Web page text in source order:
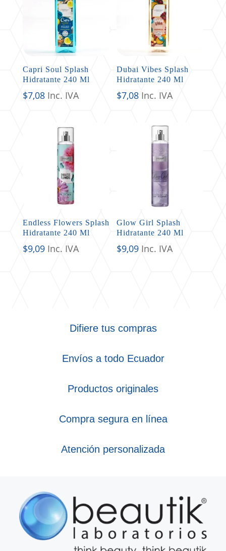
Capri Soul Splash
Hidratante 240 Ml
$7,08 Inc. IVA
Dubai Vibes Splash
Hidratante 240 Ml
$7,08 Inc. IVA
Endless Flowers Splash
Hidratante 240 Ml
$9,09 Inc. IVA
Glow Girl Splash
Hidratante 240 Ml
$9,09 Inc. IVA
Difiere tus compras
Envíos a todo Ecuador
Productos originales
Compra segura en línea
Atención personalizada